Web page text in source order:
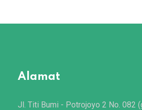
Alamat
Jl. Titi Bumi - Potrojoyo 2 No. 082